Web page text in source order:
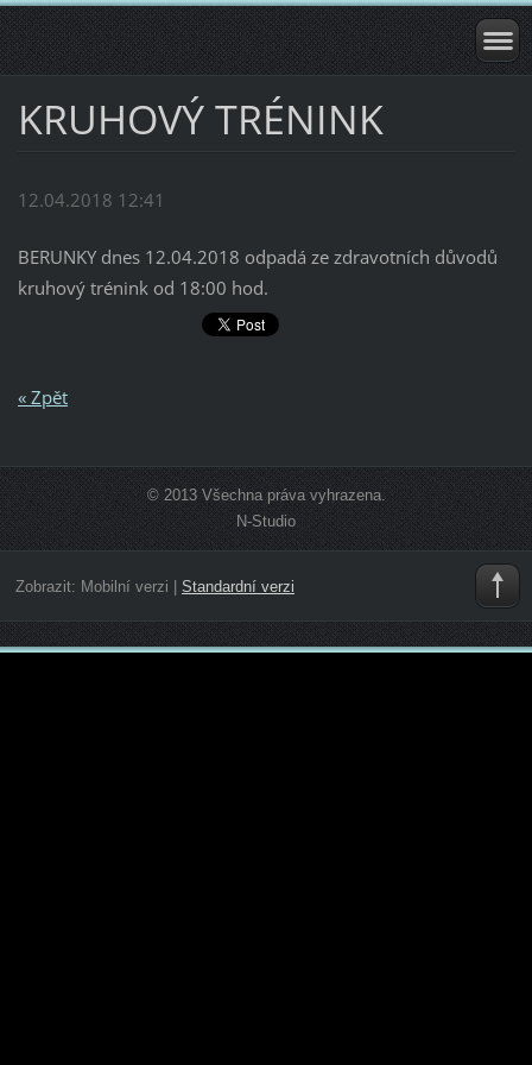
KRUHOVÝ TRÉNINK
12.04.2018 12:41
BERUNKY dnes 12.04.2018 odpadá ze zdravotních důvodů
kruhový trénink od 18:00 hod.
« Zpět
© 2013 Všechna práva vyhrazena.
N-Studio
Zobrazit: Mobilní verzi Standardní verzi